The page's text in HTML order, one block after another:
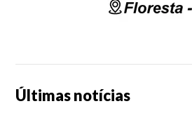
Últimas notícias